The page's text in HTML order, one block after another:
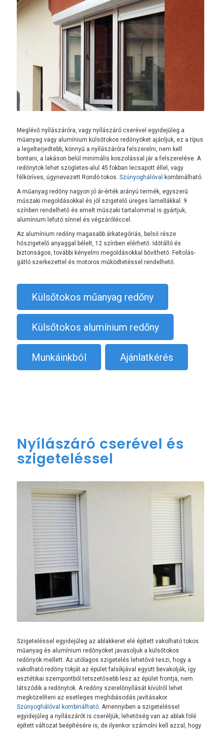
Meglévő nyílászáróra, vagy nyílászáró cserével egyidejűleg a
műanyag vagy alumínium külsőtokos redőnyöket ajánljuk, ez a típus
a legelterjedtebb, könnyű a nyílászáróra felszerelni, nem kell
bontani, a lakáson belül minimális koszolással jár a felszerelése. A
redőnytok lehet szögletes-alul 45 fokban lecsapott éllel, vagy
félköríves, úgynevezett Rondó tokos. Szúnyoghálóval kombinálható.
A műanyag redőny nagyon jó ár-érték arányú termék, egyszerű
műszaki megoldásokkal és jól szigetelő üreges lamellákkal. 9
színben rendelhető és emelt műszaki tartalommal is gyártjuk,
alumínium lefutó sínnel és végzáróléccel.
Az alumínium redőny magasabb árkategóriás, belső része
hőszigetelő anyaggal bélelt, 12 színben elérhető. Időtálló és
biztonságos, további kényelmi megoldásokkal bővíthető. Feltolás-
gátló szerkezettel és motoros működtetéssel rendelhető.
Külsőtokos műanyag redőny
Külsőtokos alumínium redőny
Munkáinkból Ajánlatkérés
Nyílászáró cserével és
szigeteléssel
Szigeteléssel egyidejűleg az ablakkeret elé épített vakolható tokos
műanyag és alumínium redőnyöket javasoljuk a külsőtokos
redőnyök mellett. Az utólagos szigetelés lehetővé teszi, hogy a
vakolható redőny tokját az épület falsíkjával együtt bevakolják, így
esztétikai szempontból tetszetősebb lesz az épület frontja, nem
látszódik a redőnytok. A redőny szerelőnyílását kívülről lehet
megközelíteni az esetleges meghibásodás javításakor.
Szúnyoghálóval kombinálható. Amennyiben a szigeteléssel
egyidejűleg a nyílászárót is cseréljük, lehetőség van az ablak fölé
épített változat beépítésére is, de ilyenkor számolni kell azzal, hogy